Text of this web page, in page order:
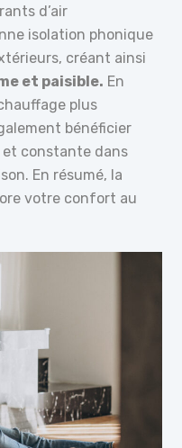
d’air
isolation phonique
créant ainsi
et paisible. En
plus
bénéficier
et constante dans
En résumé, la
votre confort au